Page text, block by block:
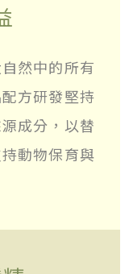
然中的所有
方研發堅持
成分，以替
動物保育與